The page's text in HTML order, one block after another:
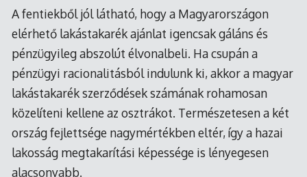
A fentiekből jól látható, hogy a Magyarországon
elérhető lakástakarék ajánlat igencsak gáláns és
pénzügyileg abszolút élvonalbeli. Ha csupán a
pénzügyi racionalitásból indulunk ki, akkor a magyar
lakástakarék szerződések számának rohamosan
közelíteni kellene az osztrákot. Természetesen a két
ország fejlettsége nagymértékben eltér, így a hazai
lakosság megtakarítási képessége is lényegesen
alacsonyabb.